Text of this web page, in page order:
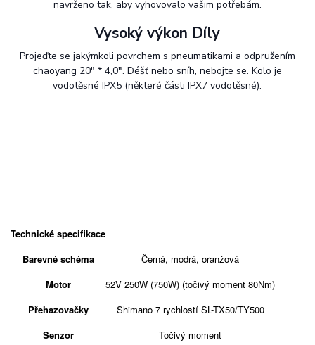
navrženo tak, aby vyhovovalo vašim potřebám.
Vysoký výkon Díly
Projeďte se jakýmkoli povrchem s pneumatikami a odpružením
chaoyang 20" * 4,0". Déšť nebo sníh, nebojte se. Kolo je
vodotěsné IPX5 (některé části IPX7 vodotěsné).
Technické specifikace
Barevné schéma
Černá, modrá, oranžová
Motor
52V 250W (750W) (točivý moment 80Nm)
Přehazovačky
Shimano 7 rychlostí SL-TX50/TY500
Senzor
Točivý moment